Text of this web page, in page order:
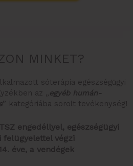
MINKET?
sóterápia egészségügyi
az „egyéb humán-
” kategóriába sorolt tevékenység!
engedéllyel, egészségügyi
felügyelettel végzi
éve, a vendégek